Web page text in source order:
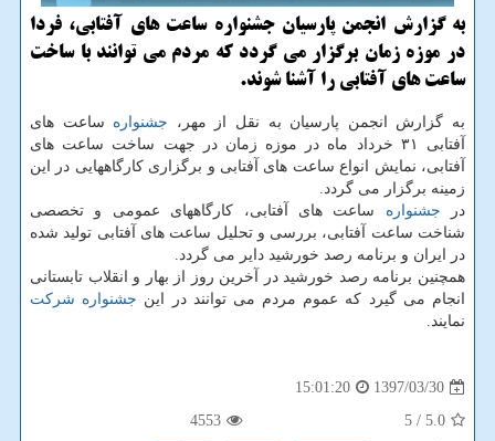
به گزارش انجمن پارسیان جشنواره ساعت های آفتابی، فردا
در موزه زمان برگزار می گردد كه مردم می توانند با ساخت
ساعت های آفتابی را آشنا شوند.
به گزارش انجمن پارسیان به نقل از مهر، جشنواره ساعت های
آفتابی ۳۱ خرداد ماه در موزه زمان در جهت ساخت ساعت های
آفتابی، نمایش انواع ساعت های آفتابی و برگزاری كارگاههایی در این
زمینه برگزار می گردد.
در جشنواره ساعت های آفتابی، كارگاههای عمومی و تخصصی
شناخت ساعت آفتابی، بررسی و تحلیل ساعت های آفتابی تولید شده
در ایران و برنامه رصد خورشید دایر می گردد.
همچنین برنامه رصد خورشید در آخرین روز از بهار و انقلاب تابستانی
انجام می گیرد كه عموم مردم می توانند در این جشنواره شركت
نمایند.
1397/03/30
15:01:20
5.0
/ 5
4553